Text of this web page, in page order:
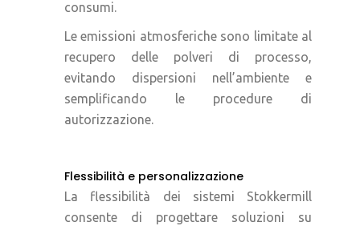
consumi.
Le emissioni atmosferiche sono limitate al
recupero delle polveri di processo,
evitando dispersioni nell’ambiente e
semplificando le procedure di
autorizzazione.
Flessibilità e personalizzazione
La flessibilità dei sistemi Stokkermill
consente di progettare soluzioni su